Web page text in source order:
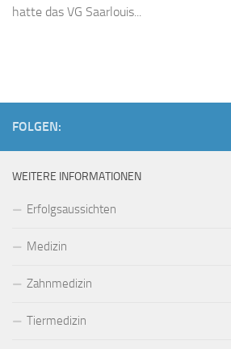
hatte das VG Saarlouis...
FOLGEN:
WEITERE INFORMATIONEN
Erfolgsaussichten
Medizin
Zahnmedizin
Tiermedizin